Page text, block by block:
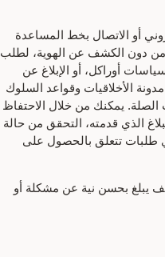
أو الاتصال بخط المساعدة
من دون الكشف عن الهوية، لطلب
أوراكل، أو الإبلاغ عن
مدونة الأخلاقيات وقواعد السلوك
يمكنك من خلال الاحتفاظ
الذي قدمته، التحقق من حالة
طلبات تتعلق بالحصول على
يبلغ بحسن نية عن مشكلة أو